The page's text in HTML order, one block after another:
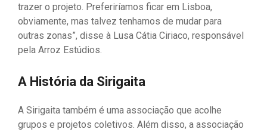
trazer o projeto. Preferiríamos ficar em Lisboa,
obviamente, mas talvez tenhamos de mudar para
outras zonas”, disse à Lusa Cátia Ciriaco, responsável
pela Arroz Estúdios.
A História da Sirigaita
A Sirigaita também é uma associação que acolhe
grupos e projetos coletivos. Além disso, a associação